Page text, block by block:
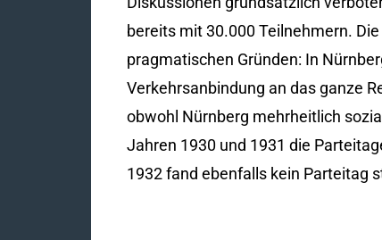
bereits mit 30.000 Teilnehmern.
pragmatischen Gründen: In
Verkehrsanbindung an das ganze
obwohl Nürnberg mehrheitlich
Jahren 1930 und 1931 die
1932 fand ebenfalls kein Parteitag